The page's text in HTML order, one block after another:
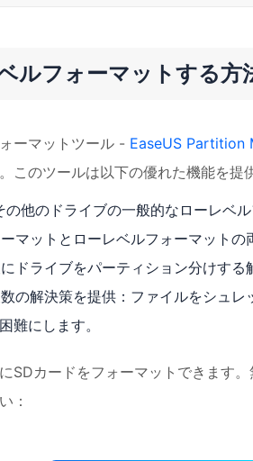
ルフォーマットする方
ーマットツール - EaseUS Partition
このツールは以下の優れた機能を提
他のドライブの一般的なローレベ
マットとローレベルフォーマットの
ドライブをパーティション分けする
の解決策を提供：ファイルをシュ
難にします。
SDカードをフォーマットできます
：